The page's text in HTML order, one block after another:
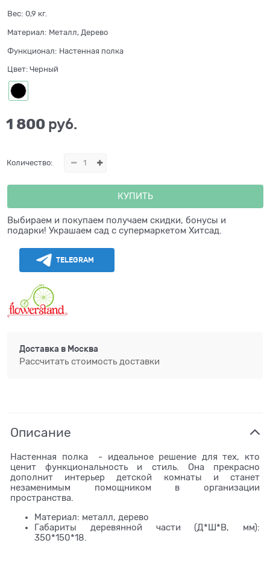
Вес: 0,9 кг.
Материал: Металл, Дерево
Функционал: Настенная полка
Цвет: Черный
1 800 руб.
Количество:
КУПИТЬ
Выбираем и покупаем получаем скидки, бонусы и
подарки! Украшаем сад с супермаркетом Хитсад.
TELEGRAM
Доставка в Москва
Рассчитать стоимость доставки
Описание
Настенная полка - идеальное решение для тех, кто
ценит функциональность и стиль. Она прекрасно
дополнит интерьер детской комнаты и станет
незаменимым помощником в организации
пространства.
Материал: металл, дерево
Габариты деревянной части (Д*Ш*В, мм):
350*150*18.